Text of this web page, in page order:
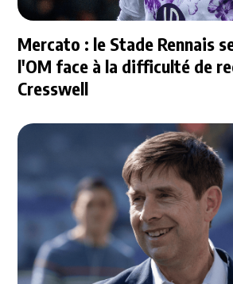
Mercato : le Stade Rennais
l'OM face à la difficulté de
Cresswell